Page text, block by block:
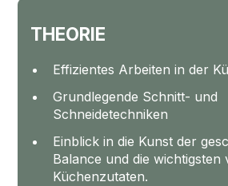
THEORIE
Effizientes Arbeiten in der
Grundlegende Schnitt- und
Schneidetechniken
Einblick in die Kunst der
Balance und die wichtigsten
Küchenzutaten.